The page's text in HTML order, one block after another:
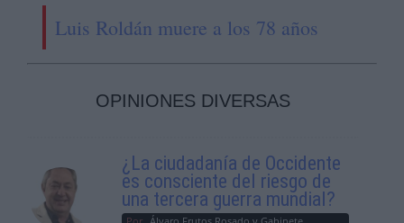
Luis Roldán muere a los 78 años
OPINIONES DIVERSAS
¿La ciudadanía de Occidente
es consciente del riesgo de
una tercera guerra mundial?